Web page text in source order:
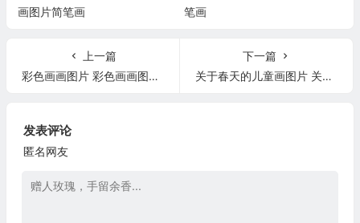
画图片简笔画
笔画
上一篇
彩色画画图片 彩色画画图片大全简单
下一篇
关于春天的儿童画图片 关于春天的儿童画图片怎么画
发表评论
匿名网友